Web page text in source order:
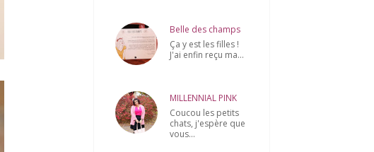
Belle des champs
Ça y est les filles !
J'ai enfin reçu ma...
MILLENNIAL PINK
Coucou les petits
chats, j'espère que
vous...